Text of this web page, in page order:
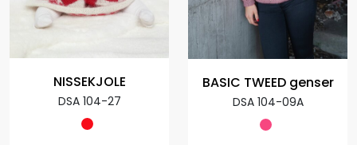
NISSEKJOLE
DSA 104-27
BASIC TWEED genser
DSA 104-09A